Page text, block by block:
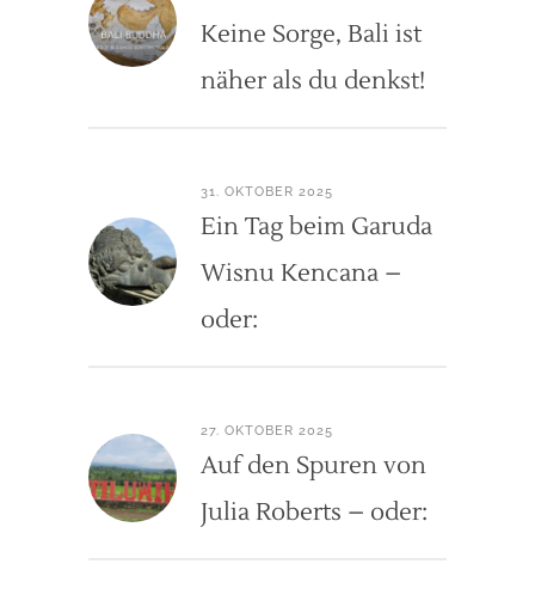
Keine Sorge, Bali ist
näher als du denkst!
31. OKTOBER 2025
Ein Tag beim Garuda
Wisnu Kencana –
oder:
27. OKTOBER 2025
Auf den Spuren von
Julia Roberts – oder: